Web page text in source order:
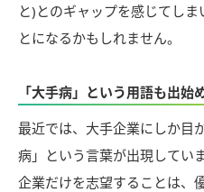
と)とのギャップを感じてし
とになるかもしれません。
「大手病」という用語も出始
最近では、大手企業にしか目
病」という言葉が出現してい
企業だけを志望することは、